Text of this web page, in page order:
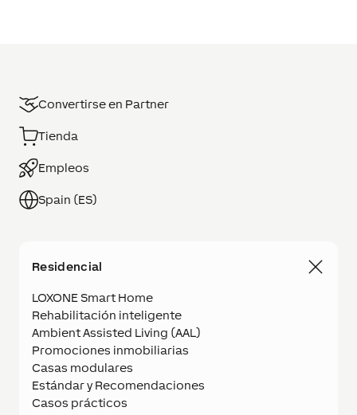
Convertirse en Partner
Tienda
Empleos
Spain (ES)
Residencial
LOXONE Smart Home
Rehabilitación inteligente
Ambient Assisted Living (AAL)
Promociones inmobiliarias
Casas modulares
Estándar y Recomendaciones
Casos prácticos